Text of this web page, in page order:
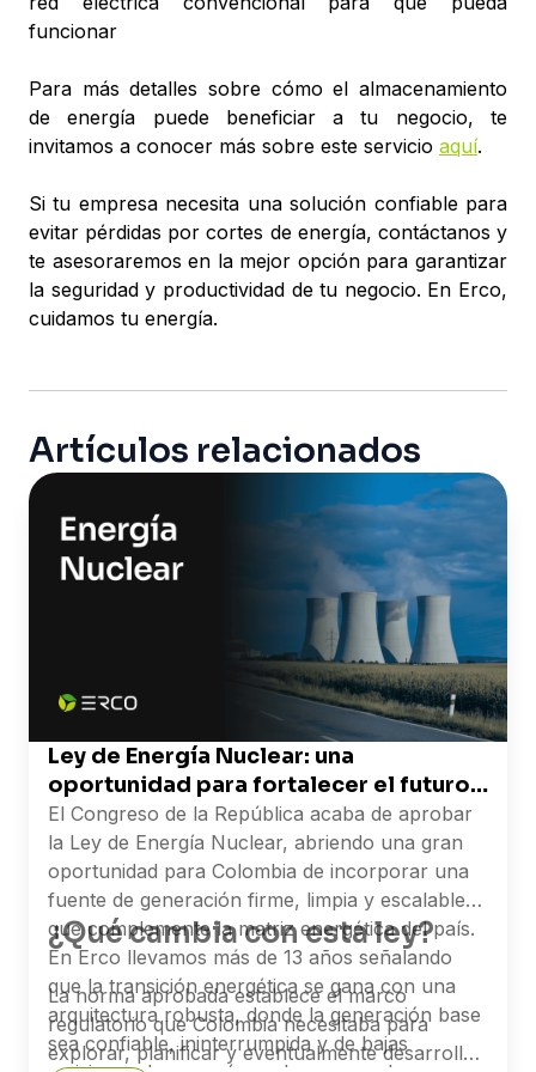
funcionar
Para más detalles sobre cómo el almacenamiento
de energía puede beneficiar a tu negocio, te
invitamos a conocer más sobre este servicio aquí.
Si tu empresa necesita una solución confiable para
evitar pérdidas por cortes de energía, contáctanos y
te asesoraremos en la mejor opción para garantizar
la seguridad y productividad de tu negocio. En Erco,
cuidamos tu energía.
Artículos relacionados
Ley de Energía Nuclear: una
oportunidad para fortalecer el futuro
energético de Colombia
El Congreso de la República acaba de aprobar
la Ley de Energía Nuclear, abriendo una gran
oportunidad para Colombia de incorporar una
fuente de generación firme, limpia y escalable
que complemente la matriz energética del país.
En Erco llevamos más de 13 años señalando
que la transición energética se gana con una
arquitectura robusta, donde la generación base
sea confiable, ininterrumpida y de bajas
¿Qué cambia con esta ley?
La norma aprobada establece el marco
regulatorio que Colombia necesitaba para
explorar, planificar y eventualmente desarrollar